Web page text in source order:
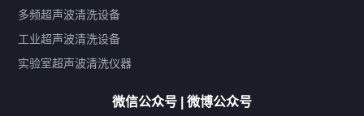
带加热
功率可调
双波脱气
机械旋钮系列
厨具清洗机
超声波振板
高尔夫球杆清洗机
多频超声波清洗设备
工业超声波清洗设备
实验室超声波清洗仪器
微信公众号 | 微博公众号